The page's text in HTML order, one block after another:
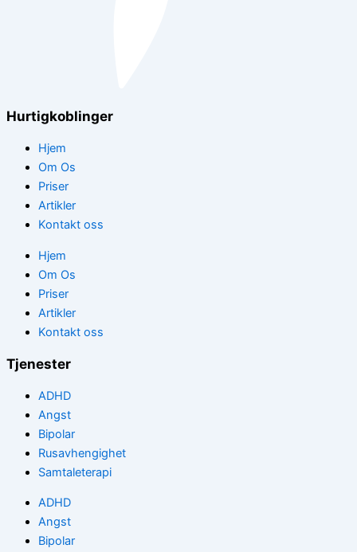
Hurtigkoblinger
Hjem
Om Os
Priser
Artikler
Kontakt oss
Hjem
Om Os
Priser
Artikler
Kontakt oss
Tjenester
ADHD
Angst
Bipolar
Rusavhengighet
Samtaleterapi
ADHD
Angst
Bipolar